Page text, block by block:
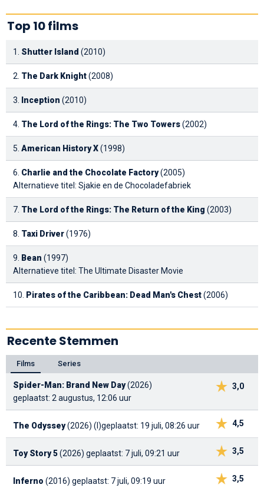
Top 10 films
1. Shutter Island (2010)
2. The Dark Knight(2008)
3. Inception (2010)
4. The Lord of the Rings: The Two Towers(2002)
5. American History X(1998)
6. Charlie and the Chocolate Factory(2005)
Alternatieve titel: Sjakie en de Chocoladefabriek
7. The Lord of the Rings: The Return of the King (2003)
8. Taxi Driver(1976)
9. Bean (1997)
Alternatieve titel: The Ultimate Disaster Movie
10. Pirates of the Caribbean: Dead Man's Chest(2006)
Recente Stemmen
Films Series
3,0
Spider-Man: Brand New Day(2026)
geplaatst: 2 augustus, 12:06 uur
4,5
The Odyssey(2026) (I)geplaatst: 19 juli, 08:26 uur
3,5
Toy Story 5(2026) geplaatst: 7 juli, 09:21 uur
3,5
Inferno (2016) geplaatst: 7 juli, 09:19 uur